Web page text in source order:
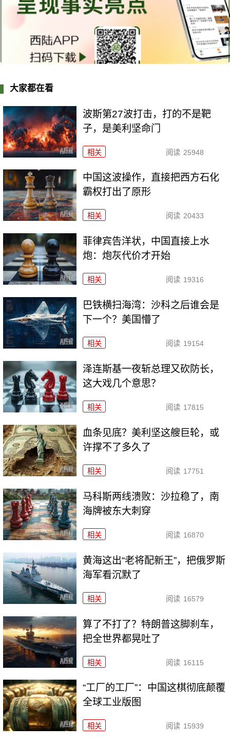
大家都在看
波斯第27波打击，打的不是靶
子，是美利坚命门
相关 阅读 25948
中国这波操作，直接把西方石化
霸权打出了原形
相关 阅读 20433
菲律宾告洋状，中国直接上水
炮：炮灰代价才开始
相关 阅读 19316
巴铁横扫海湾：沙科之后谁会是
下一个？美国懵了
相关 阅读 19154
泽连斯基一夜斩总理又砍防长，
这大戏几个意思？
相关 阅读 17815
血条见底？美利坚这艘巨轮，或
许撑不了多久了
相关 阅读 17751
马科斯两线溃败：沙拉稳了，南
海牌被东大刺穿
相关 阅读 16870
黄海这出“老将配新王”，把俄罗斯
海军看沉默了
相关 阅读 16579
算了不打了？特朗普这脚刹车，
把全世界都晃吐了
相关 阅读 16115
“工厂的工厂”：中国这棋彻底颠覆
全球工业版图
相关 阅读 15939